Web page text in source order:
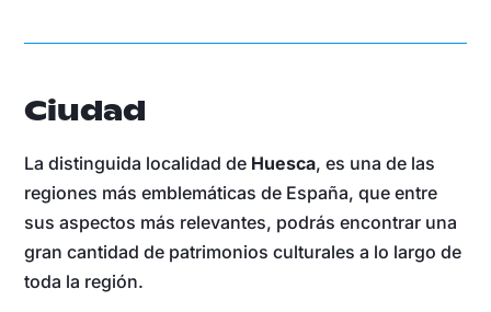
Ciudad
La distinguida localidad de Huesca, es una de las
regiones más emblemáticas de España, que entre
sus aspectos más relevantes, podrás encontrar una
gran cantidad de patrimonios culturales a lo largo de
toda la región.